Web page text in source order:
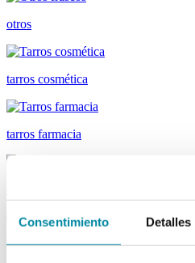
Consentimiento Detalles
otros
tarros cosmética
tarros farmacia
tubos